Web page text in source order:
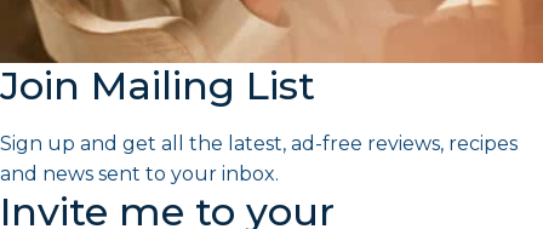
Join Mailing List
Sign up and get all the latest, ad-free reviews, recipes
and news sent to your inbox.
Invite me to your